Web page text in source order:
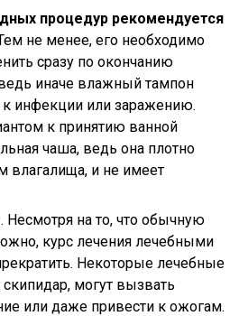
процедур рекомендуется
не менее, его необходимо
сразу по окончанию
иначе влажный тампон
к инфекции или заражению.
к принятию ванной
чаша, ведь она плотно
влагалища, и не имеет
. Несмотря на то, что обычную
курс лечения лечебными
Некоторые лечебные
могут вызвать
или даже привести к ожогам.